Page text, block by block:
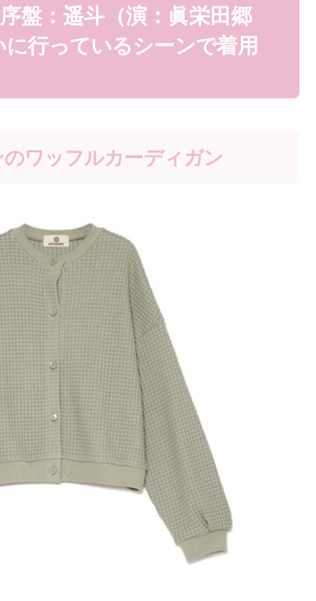
盤：遥斗（演：眞栄田郷
行っているシーンで着用
ワッフルカーディガン